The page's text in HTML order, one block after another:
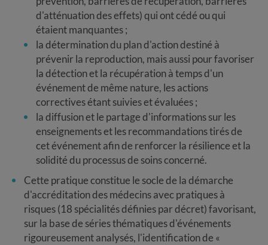
d'atténuation des effets) qui ont cédé ou qui
étaient manquantes ;
la détermination du plan d'action destiné à
prévenir la reproduction, mais aussi pour favoriser
la détection et la récupération à temps d'un
événement de même nature, les actions
correctives étant suivies et évaluées ;
la diffusion et le partage d'informations sur les
enseignements et les recommandations tirés de
cet événement afin de renforcer la résilience et la
solidité du processus de soins concerné.
Cette pratique constitue le socle de la démarche
d'accréditation des médecins avec pratiques à
risques (18 spécialités définies par décret) favorisant,
sur la base de séries thématiques d'événements
rigoureusement analysés, l'identification de «